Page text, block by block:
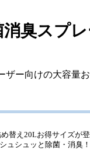
臭スプ
ザー向けの大容量
替え20Lお得サイズが登
ュシュッと除菌・消臭